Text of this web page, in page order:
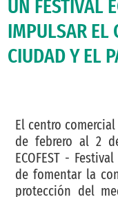
UN FESTIVAL
IMPULSAR EL
CIUDAD Y EL
El centro
de febrero al 2
ECOFEST -
de fomentar la
protección del